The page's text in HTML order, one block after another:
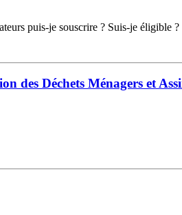
puis-je souscrire ? Suis-je éligible
des Déchets Ménagers et